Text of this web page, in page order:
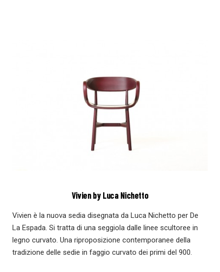
Vivien by Luca Nichetto
Vivien è la nuova sedia disegnata da Luca Nichetto per De
La Espada. Si tratta di una seggiola dalle linee scultoree in
legno curvato. Una riproposizione contemporanee della
tradizione delle sedie in faggio curvato dei primi del 900.